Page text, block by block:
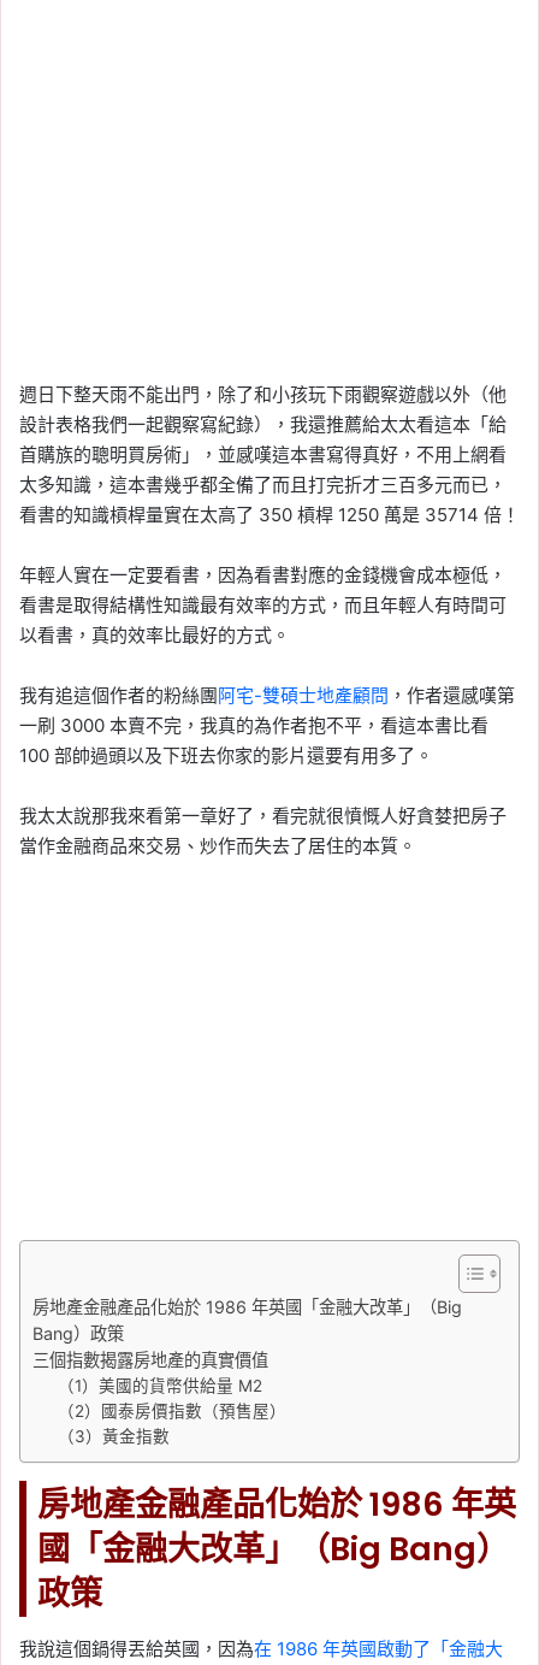
週日下整天雨不能出門，除了和小孩玩下雨觀察遊戲以外（他
設計表格我們一起觀察寫紀錄），我還推薦給太太看這本「給
首購族的聰明買房術」，並感嘆這本書寫得真好，不用上網看
太多知識，這本書幾乎都全備了而且打完折才三百多元而已，
看書的知識槓桿量實在太高了 350 槓桿 1250 萬是 35714 倍！
年輕人實在一定要看書，因為看書對應的金錢機會成本極低，
看書是取得結構性知識最有效率的方式，而且年輕人有時間可
以看書，真的效率比最好的方式。
我有追這個作者的粉絲團 阿宅-雙碩士地產顧問 ，作者還感嘆第
一刷 3000 本賣不完，我真的為作者抱不平，看這本書比看
100 部帥過頭以及下班去你家的影片還要有用多了。
我太太說那我來看第一章好了，看完就很憤慨人好貪婪把房子
當作金融商品來交易、炒作而失去了居住的本質。
房地產金融產品化始於 1986 年英國「金融大改革」（Big
Bang）政策
三個指數揭露房地產的真實價值
（1）美國的貨幣供給量 M2
（2）國泰房價指數（預售屋）
（3）黃金指數
房地產金融產品化始於 1986 年英
國「金融大改革」（Big Bang）
政策
我說這個鍋得丟給英國，因為在 1986 年英國啟動了「金融大